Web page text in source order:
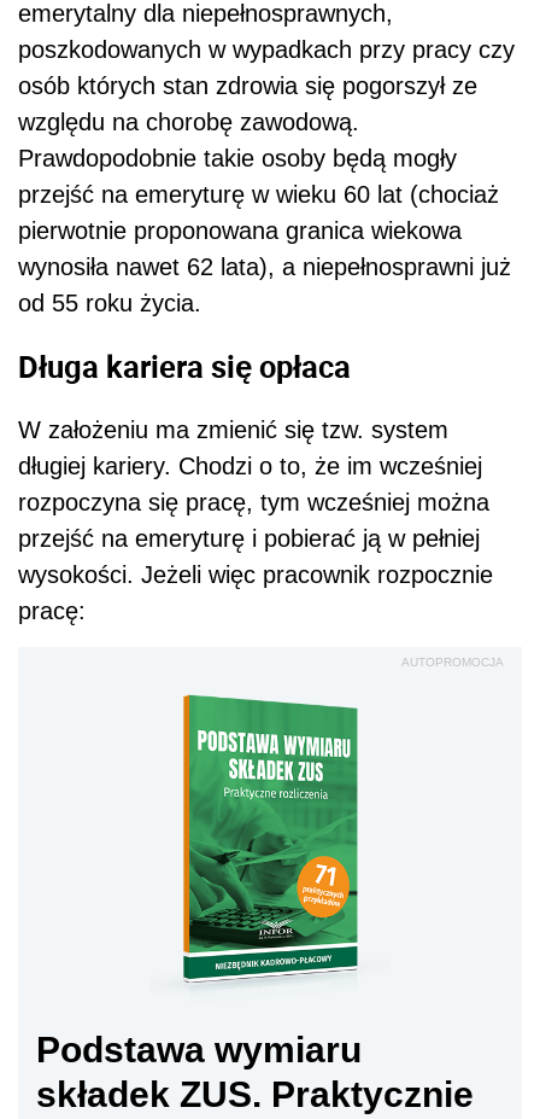
emerytalny dla niepełnosprawnych,
poszkodowanych w wypadkach przy pracy czy
osób których stan zdrowia się pogorszył ze
względu na chorobę zawodową.
Prawdopodobnie takie osoby będą mogły
przejść na emeryturę w wieku 60 lat (chociaż
pierwotnie proponowana granica wiekowa
wynosiła nawet 62 lata), a niepełnosprawni już
od 55 roku życia.
Długa kariera się opłaca
W założeniu ma zmienić się tzw. system
długiej kariery. Chodzi o to, że im wcześniej
rozpoczyna się pracę, tym wcześniej można
przejść na emeryturę i pobierać ją w pełniej
wysokości. Jeżeli więc pracownik rozpocznie
pracę:
AUTOPROMOCJA
Podstawa wymiaru
składek ZUS. Praktycznie